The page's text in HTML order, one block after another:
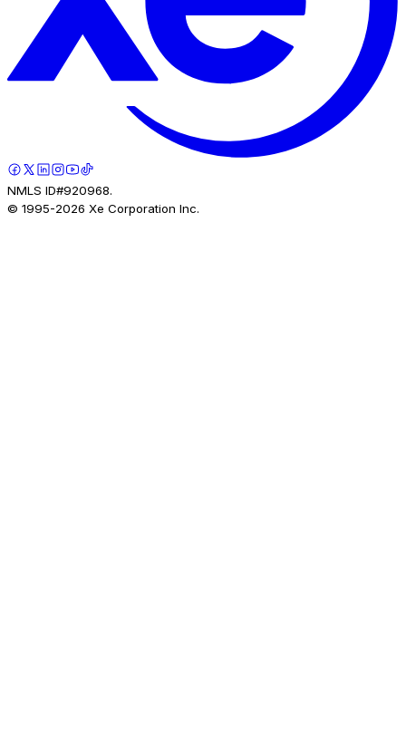
NMLS ID#920968.
© 1995-2026 Xe Corporation Inc.